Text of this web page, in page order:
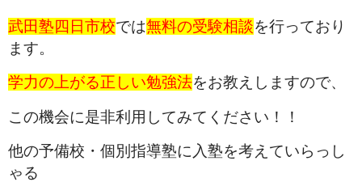
武田塾四日市校では無料の受験相談を行っており
ます。
学力の上がる正しい勉強法をお教えしますので、
この機会に是非利用してみてください！！
他の予備校・個別指導塾に入塾を考えていらっし
ゃる